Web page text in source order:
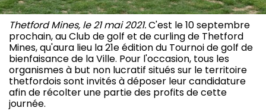
Thetford Mines, le 21 mai 2021.C'est le 10 septembre
prochain, au Club de golf et de curling de Thetford
Mines, qu'aura lieu la 21e édition du Tournoi de golf de
bienfaisance de la Ville. Pour l'occasion, tous les
organismes à but non lucratif situés sur le territoire
thetfordois sont invités à déposer leur candidature
afin de récolter une partie des profits de cette
journée.